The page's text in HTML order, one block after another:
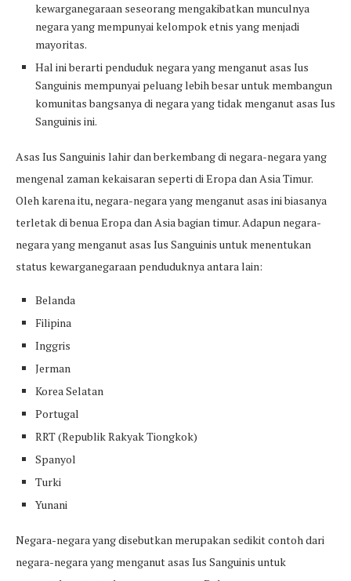
kewarganegaraan seseorang mengakibatkan munculnya
negara yang mempunyai kelompok etnis yang menjadi
mayoritas.
Hal ini berarti penduduk negara yang menganut asas Ius
Sanguinis mempunyai peluang lebih besar untuk membangun
komunitas bangsanya di negara yang tidak menganut asas Ius
Sanguinis ini.
Asas Ius Sanguinis lahir dan berkembang di negara-negara yang
mengenal zaman kekaisaran seperti di Eropa dan Asia Timur.
Oleh karena itu, negara-negara yang menganut asas ini biasanya
terletak di benua Eropa dan Asia bagian timur. Adapun negara-
negara yang menganut asas Ius Sanguinis untuk menentukan
status kewarganegaraan penduduknya antara lain:
Belanda
Filipina
Inggris
Jerman
Korea Selatan
Portugal
RRT (Republik Rakyak Tiongkok)
Spanyol
Turki
Yunani
Negara-negara yang disebutkan merupakan sedikit contoh dari
negara-negara yang menganut asas Ius Sanguinis untuk